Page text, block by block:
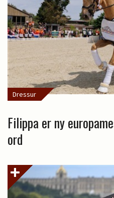
Dressur
Filippa er ny
ord